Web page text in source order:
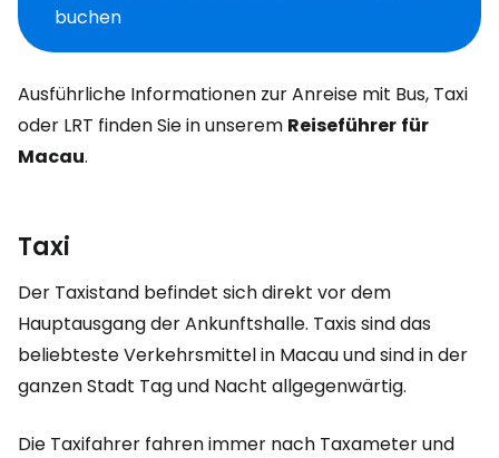
buchen
Ausführliche Informationen zur Anreise mit Bus, Taxi
oder LRT finden Sie in unserem Reiseführer für
Macau.
Taxi
Der Taxistand befindet sich direkt vor dem
Hauptausgang der Ankunftshalle. Taxis sind das
beliebteste Verkehrsmittel in Macau und sind in der
ganzen Stadt Tag und Nacht allgegenwärtig.
Die Taxifahrer fahren immer nach Taxameter und